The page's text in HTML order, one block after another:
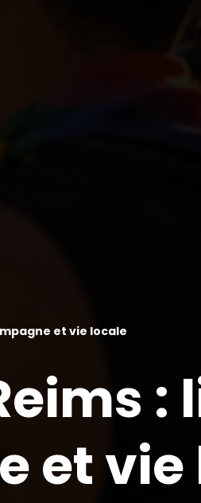
et vie locale
et